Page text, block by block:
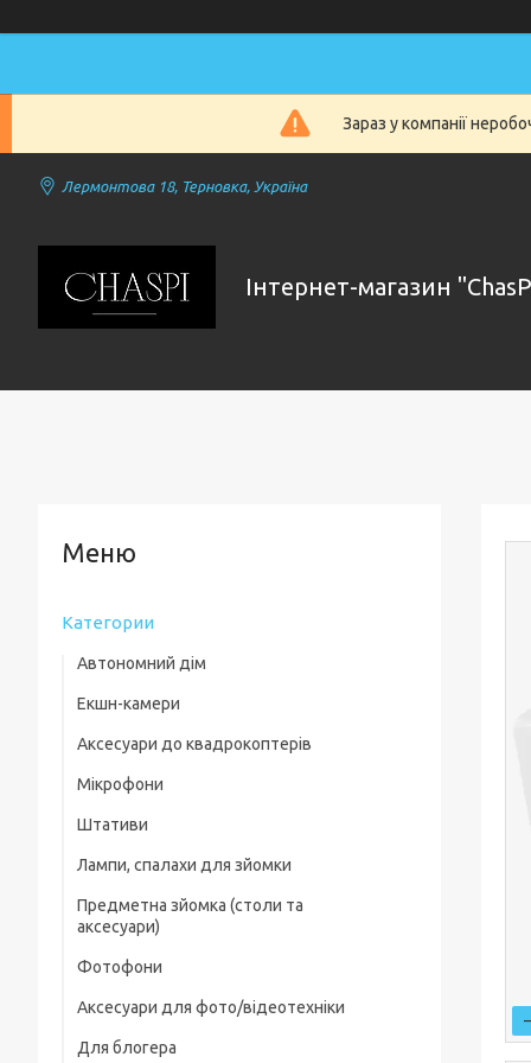
Зараз у компанії
Лермонтова 18, Терновка, Україна
Інтернет-магазин
Категории
Автономний дім
Екшн-камери
Аксесуари до квадрокоптерів
Комплектуючі для квадрокоптерів
Кейси для квадрокоптерів
Фільтри, лінзи
Пропелери та захист
Зарядні пристрої
Скидання вантажу
Мікрофони
Штативи
Лампи, спалахи для зйомки
Предметна зйомка (столи та
аксесуари)
Предметні столи
Лайткуби (фотобокси)
Аксесуари для предметного знімання
Фотофони
Аксесуари для фото/відеотехніки
Фільтри, лінзи
Для блогера